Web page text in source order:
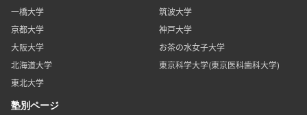
一橋大学
筑波大学
京都大学
神戸大学
大阪大学
お茶の水女子大学
北海道大学
東京科学大学(東京医科歯科大学)
東北大学
塾別ページ